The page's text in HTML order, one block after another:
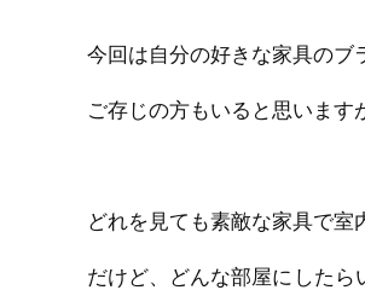
今回は自分の好きな家具のブ
ご存じの方もいると思います
どれを見ても素敵な家具で室
だけど、どんな部屋にしたら